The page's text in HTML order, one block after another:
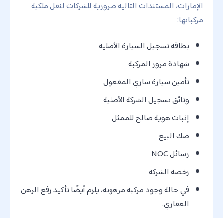
الإمارات، المستندات التالية ضرورية للشركات لنقل ملكية
مركباتها:
بطاقة تسجيل السيارة الأصلية
شهادة مرور المركبة
تأمين سيارة ساري المفعول
وثائق تسجيل الشركة الأصلية
إثبات هوية صالح للممثل
صك البيع
رسائل NOC
رخصة الشركة
في حالة وجود مركبة مرهونة، يلزم أيضًا تأكيد رفع الرهن
العقاري.